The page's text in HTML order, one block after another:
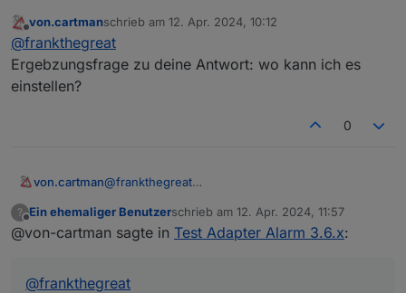
Offline
von.cartmanschrieb am 12. Apr. 2024, 10:12
zuletzt editiert von
@frankthegreat
Ergebzungsfrage zu deine Antwort: wo kann ich es
einstellen?
0
von.cartman@frankthegreat
es einstellen?
? Ein ehemaliger Benutzerschrieb am 12. Apr. 2024, 11:57
zuletzt editiert von
@von-cartman sagte in Test Adapter Alarm 3.6.x:
@frankthegreat